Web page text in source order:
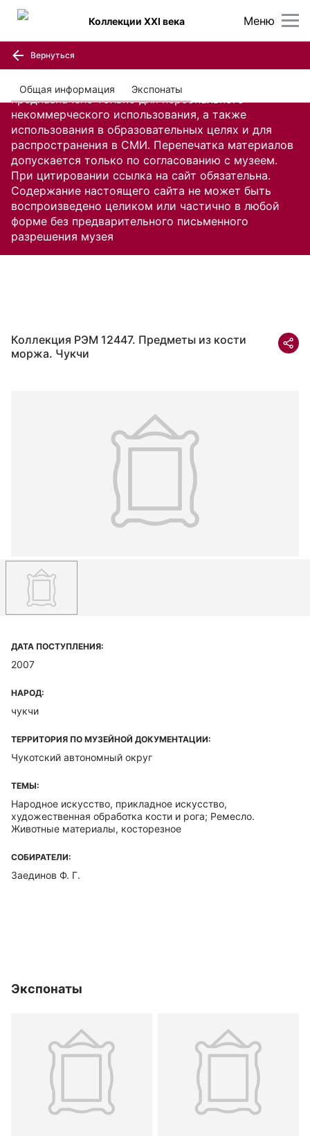
Содержание настоящего сайта, включая все
изображения и текстовую информацию,
предназначено только для персонального
некоммерческого использования, а также
использования в образовательных целях и для
распространения в СМИ. Перепечатка материалов
допускается только по согласованию с музеем.
При цитировании ссылка на сайт обязательна.
Содержание настоящего сайта не может быть
воспроизведено целиком или частично в любой
форме без предварительного письменного
разрешения музея
Меню
Коллекции XXI века
Вернуться
Общая информация Экспонаты
Коллекция РЭМ 12447. Предметы из кости
моржа. Чукчи
ДАТА ПОСТУПЛЕНИЯ:
2007
НАРОД:
чукчи
ТЕРРИТОРИЯ ПО МУЗЕЙНОЙ ДОКУМЕНТАЦИИ:
Чукотский автономный округ
ТЕМЫ:
Народное искусство, прикладное искусство,
художественная обработка кости и рога; Ремесло.
Животные материалы, косторезное
СОБИРАТЕЛИ:
Заединов Ф. Г.
Экспонаты